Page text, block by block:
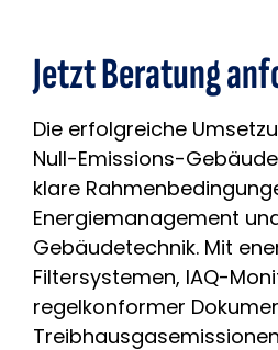
Jetzt Beratung
Die erfolgreiche
Null-Emissions-
klare
Energiemanagement
Gebäudetechnik. Mit
Filtersystemen, IAQ-
regelkonformer